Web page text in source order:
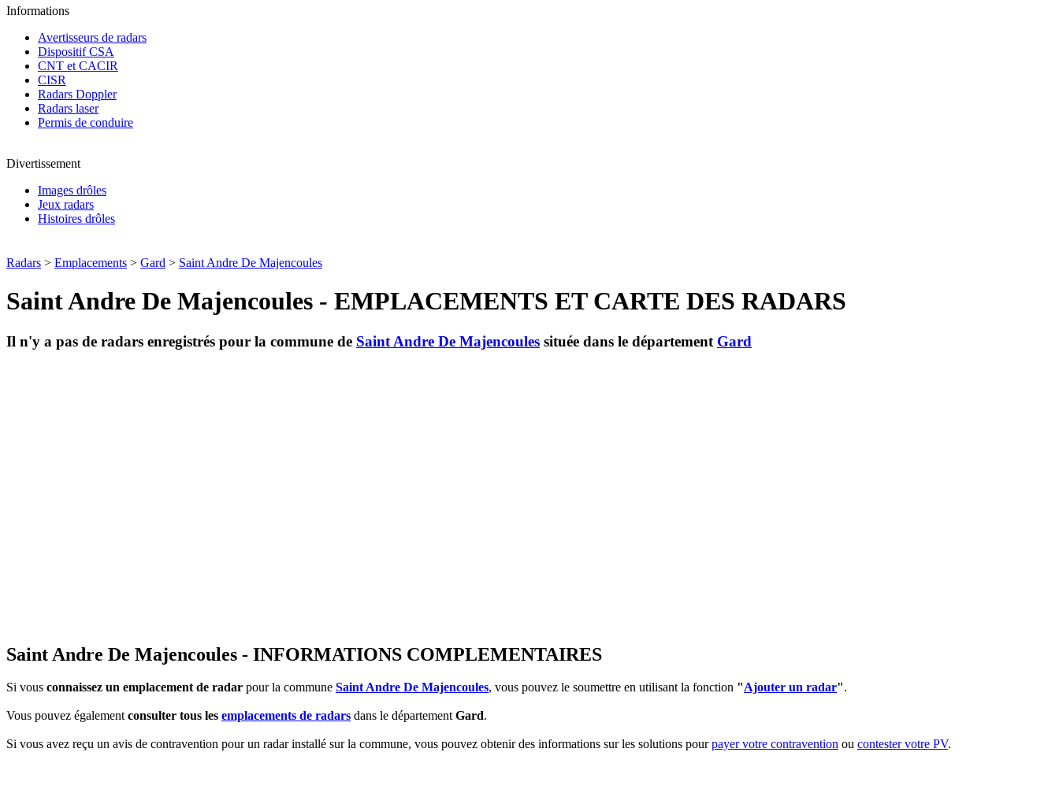
Informations
Avertisseurs de radars
Dispositif CSA
CNT et CACIR
CISR
Radars Doppler
Radars laser
Permis de conduire
Divertissement
Images drôles
Jeux radars
Histoires drôles
Radars > Emplacements > Gard > Saint Andre De Majencoules
Saint Andre De Majencoules - EMPLACEMENTS ET CARTE DES RADARS
Il n'y a pas de radars enregistrés pour la commune de Saint Andre De Majencoules située dans le département Gard
Saint Andre De Majencoules - INFORMATIONS COMPLEMENTAIRES
Si vous connaissez un emplacement de radar pour la commune Saint Andre De Majencoules, vous pouvez le soumettre en utilisant la fonction "Ajouter un radar".
Vous pouvez égalementconsulter tous les emplacements de radars dans le départementGard.
Si vous avez reçu un avis de contravention pour un radar installé sur la commune, vous pouvez obtenir des informations sur les solutions pourpayer votre contravention ou contester votre PV.